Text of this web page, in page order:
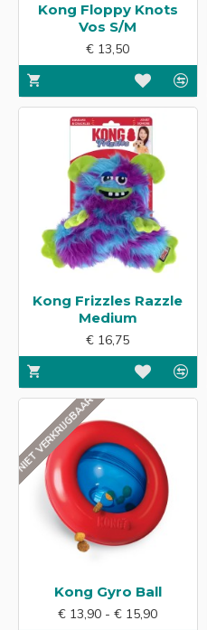
Kong Floppy Knots
Vos S/M
€ 13,50
Kong Frizzles Razzle
Medium
€ 16,75
NIET VERKRIJGBAAR
Kong Gyro Ball
€ 13,90 - € 15,90